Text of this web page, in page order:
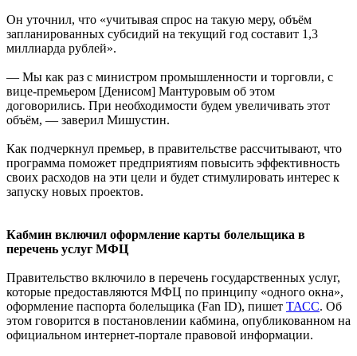
Он уточнил, что «учитывая спрос на такую меру, объём
запланированных субсидий на текущий год составит 1,3
миллиарда рублей».
— Мы как раз с министром промышленности и торговли, с
вице-премьером [Денисом] Мантуровым об этом
договорились. При необходимости будем увеличивать этот
объём, — заверил Мишустин.
Как подчеркнул премьер, в правительстве рассчитывают, что
программа поможет предприятиям повысить эффективность
своих расходов на эти цели и будет стимулировать интерес к
запуску новых проектов.
Кабмин включил оформление карты болельщика в
перечень услуг МФЦ
Правительство включило в перечень государственных услуг,
которые предоставляются МФЦ по принципу «одного окна»,
оформление паспорта болельщика (Fan ID), пишет ТАСС. Об
этом говорится в постановлении кабмина, опубликованном на
официальном интернет-портале правовой информации.